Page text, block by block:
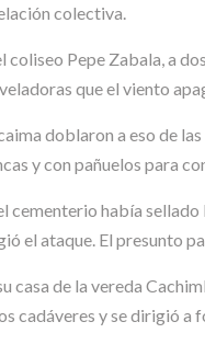
colectiva.
coliseo Pepe Zabala, a
que el viento
doblaron a eso de
y con pañuelos para
cementerio había
el ataque. El presunto
casa de la vereda
cadáveres y se dirigió a